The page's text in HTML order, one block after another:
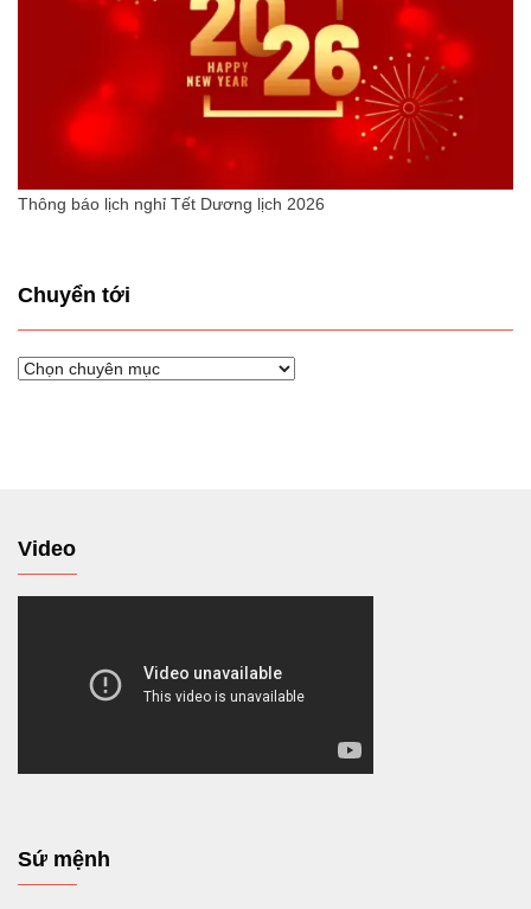
Thông báo lịch nghỉ Tết Dương lịch 2026
Chuyển tới
Chuyển
Video
Sứ mệnh